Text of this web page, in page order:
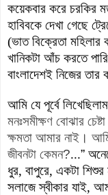
কয়েকবার করে চরকির
হাবিবকে দেখা গেছে
(ভাত বিক্রেতা
খানিকটা আঁচ করতে
বাংলাদেশই নিজের তার
আমি যে পূর্বে
মনঃসমীক্ষণ বোঝার
ক্ষমতা আমার নাই ।
জীবনটা কেমন?...”
ধুর, বাপুরে, একটা
সলাজে স্বীকার যাই,